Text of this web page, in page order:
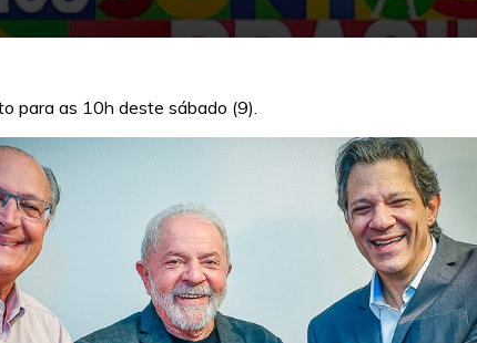
para as 10h deste sábado (9).